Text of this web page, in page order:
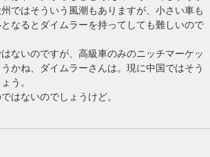
ではそういう風潮もありますが、小さい車も
なるとダイムラーを持ってしても難しいので
ないのですが、高級車のみのニッチマーケッ
かね、ダイムラーさんは。現に中国ではそう
う。
はないのでしょうけど。